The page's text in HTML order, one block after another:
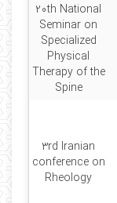
20th National
Seminar on
Specialized
Physical
Therapy of the
Spine
3rd Iranian
conference on
Rheology